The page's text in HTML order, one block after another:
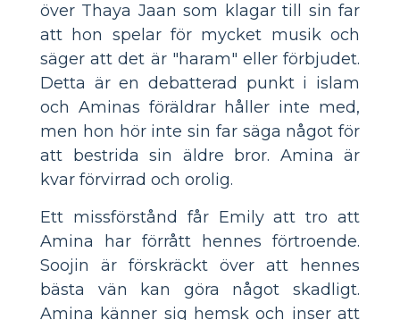
över Thaya Jaan som klagar till sin far
att hon spelar för mycket musik och
säger att det är "haram" eller förbjudet.
Detta är en debatterad punkt i islam
och Aminas föräldrar håller inte med,
men hon hör inte sin far säga något för
att bestrida sin äldre bror. Amina är
kvar förvirrad och orolig.
Ett missförstånd får Emily att tro att
Amina har förrått hennes förtroende.
Soojin är förskräckt över att hennes
bästa vän kan göra något skadligt.
Amina känner sig hemsk och inser att